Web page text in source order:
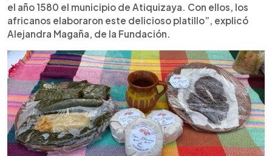
el año 1580 el municipio de Atiquizaya. Con ellos, los
africanos elaboraron este delicioso platillo”, explicó
Alejandra Magaña, de la Fundación.